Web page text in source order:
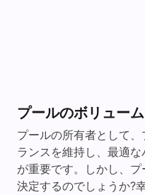
プールのボリュー
プールの所有者として
ランスを維持し、最適
が重要です。しかし、
決定するのでしょうか?